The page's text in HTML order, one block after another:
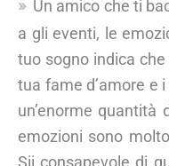
Un amico che ti
a gli eventi, le
tuo sogno indica
tua fame d’amore e
un’enorme
emozioni sono
Sii consapevole di